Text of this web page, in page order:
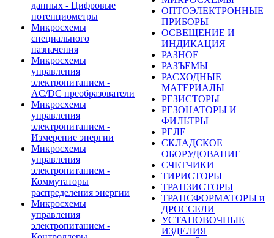
данных - Цифровые
потенциометры
Микросхемы
специального
назначения
Микросхемы
управления
электропитанием -
AC/DC преобразователи
Микросхемы
управления
электропитанием -
Измерение энергии
Микросхемы
управления
электропитанием -
Коммутаторы
распределения энергии
Микросхемы
управления
электропитанием -
ОПТОЭЛЕКТРОННЫЕ
ПРИБОРЫ
ОСВЕЩЕНИЕ И
ИНДИКАЦИЯ
РАЗНОЕ
РАЗЪЕМЫ
РАСХОДНЫЕ
МАТЕРИАЛЫ
РЕЗИСТОРЫ
РЕЗОНАТОРЫ И
ФИЛЬТРЫ
РЕЛЕ
СКЛАДСКОЕ
ОБОРУДОВАНИЕ
СЧЕТЧИКИ
ТИРИСТОРЫ
ТРАНЗИСТОРЫ
ТРАНСФОРМАТОРЫ и
ДРОССЕЛИ
УСТАНОВОЧНЫЕ
ИЗДЕЛИЯ